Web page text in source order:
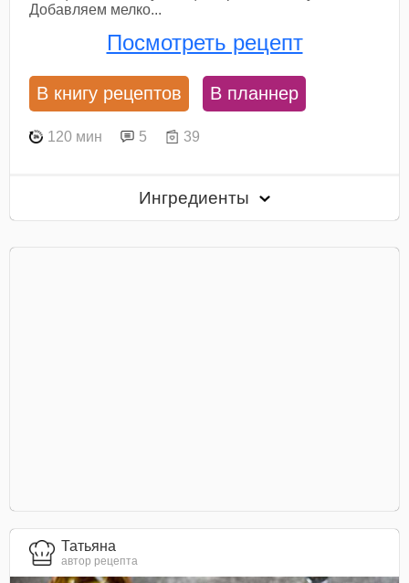
Добавляем мелко...
Посмотреть рецепт
В книгу рецептов В планнер
120 мин 5 39
Ингредиенты
Татьяна
автор рецепта